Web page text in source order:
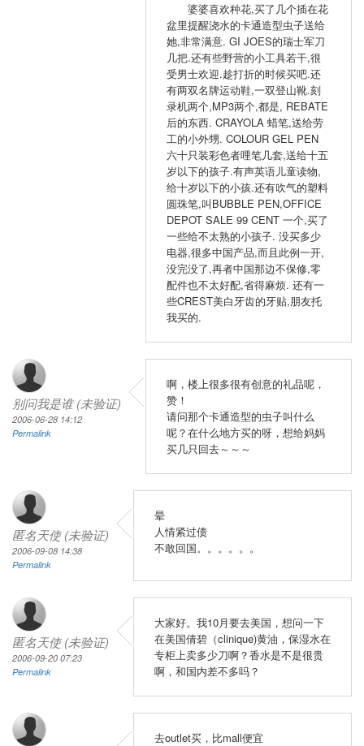
婆婆喜欢种花,买了几个插在花
盆里提醒浇水的卡通造型虫子送给
她,非常满意. GI JOES的瑞士军刀
几把.还有些野营的小工具若干,很
受男士欢迎.趁打折的时候买吧.还
有两双名牌运动鞋,一双登山靴.刻
录机两个,MP3两个,都是, REBATE
后的东西. CRAYOLA 蜡笔,送给劳
工的小外甥. COLOUR GEL PEN
六十只装彩色者哩笔几套,送给十五
岁以下的孩子.有声英语儿童读物,
给十岁以下的小孩.还有吹气的塑料
圆珠笔,叫BUBBLE PEN,OFFICE
DEPOT SALE 99 CENT 一个,买了
一些给不太熟的小孩子. 没买多少
电器,很多中国产品,而且此例一开,
没完没了,再者中国那边不保修,零
配件也不太好配,省得麻烦. 还有一
些CREST美白牙齿的牙贴,朋友托
我买的.
别问我是谁 (未验证)
2006-06-28 14:12
Permalink
啊，楼上很多很有创意的礼品呢，
赞！
请问那个卡通造型的虫子叫什么
呢？在什么地方买的呀，想给妈妈
买几只回去～～～
匿名天使 (未验证)
2006-09-08 14:38
Permalink
晕
人情紧过债
不敢回国。。。。。。
匿名天使 (未验证)
2006-09-20 07:23
Permalink
大家好。我10月要去美国，想问一下
在美国倩碧（clinique)黄油，保湿水在
专柜上卖多少刀啊？香水是不是很贵
啊，和国内差不多吗？
去outlet买，比mall便宜